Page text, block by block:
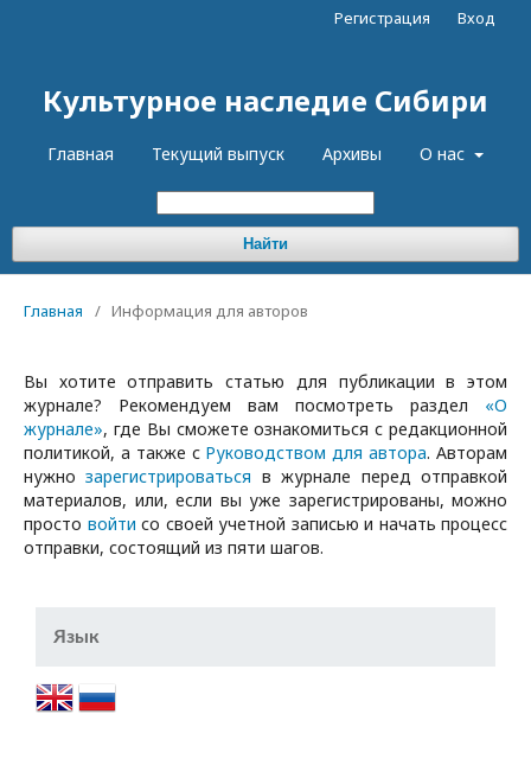
Культурное наследие Сибири
Главная Текущий выпуск Архивы О нас
Найти
Регистрация Вход
Главная / Информация для авторов
Вы хотите отправить статью для публикации в этом
журнале? Рекомендуем вам посмотреть раздел «О
журнале», где Вы сможете ознакомиться с редакционной
политикой, а также с Руководством для автора. Авторам
нужнозарегистрироваться в журнале перед отправкой
материалов, или, если вы уже зарегистрированы, можно
просто войти со своей учетной записью и начать процесс
отправки, состоящий из пяти шагов.
Язык